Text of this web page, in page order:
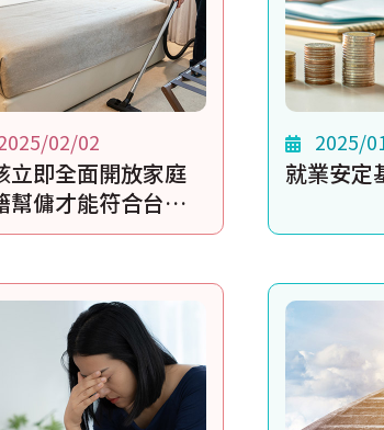
02/02
立即全面開放家庭
幫傭才能符合台灣
的需求
2025/
就業安定